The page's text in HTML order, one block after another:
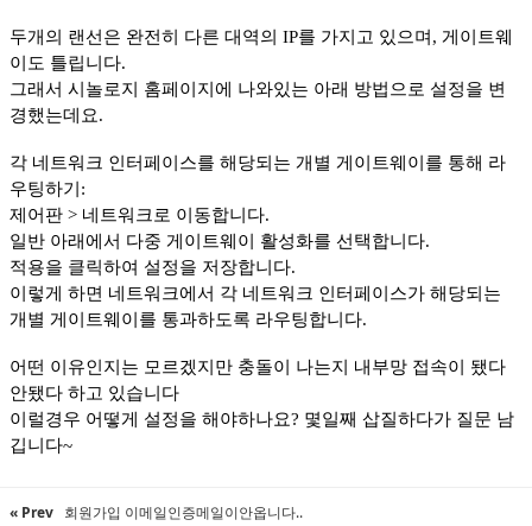
두개의 랜선은 완전히 다른 대역의 IP를 가지고 있으며, 게이트웨
이도 틀립니다.
그래서 시놀로지 홈페이지에 나와있는 아래 방법으로 설정을 변
경했는데요.
각 네트워크 인터페이스를 해당되는 개별 게이트웨이를 통해 라
우팅하기:
제어판 > 네트워크로 이동합니다.
일반 아래에서 다중 게이트웨이 활성화를 선택합니다.
적용을 클릭하여 설정을 저장합니다.
이렇게 하면 네트워크에서 각 네트워크 인터페이스가 해당되는
개별 게이트웨이를 통과하도록 라우팅합니다.
어떤 이유인지는 모르겠지만 충돌이 나는지 내부망 접속이 됐다
안됐다 하고 있습니다
이럴경우 어떻게 설정을 해야하나요? 몇일째 삽질하다가 질문 남
깁니다~
« Prev 회원가입 이메일인증메일이안옵니다..